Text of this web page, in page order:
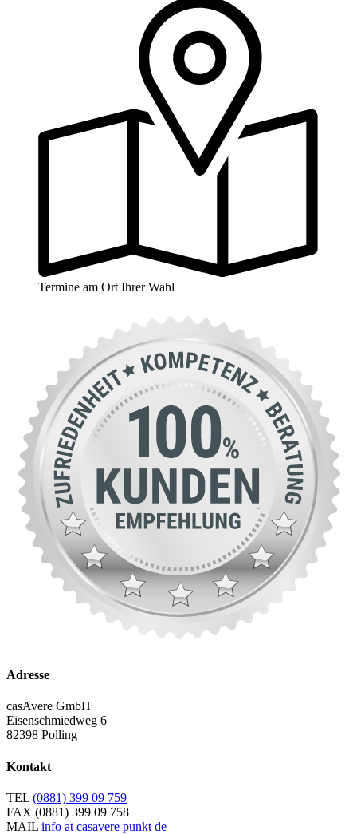
Termine am Ort Ihrer Wahl
Adresse
casAvere GmbH
Eisenschmiedweg 6
82398 Polling
Kontakt
TEL (0881) 399 09 759
FAX (0881) 399 09 758
MAIL info at casavere punkt de